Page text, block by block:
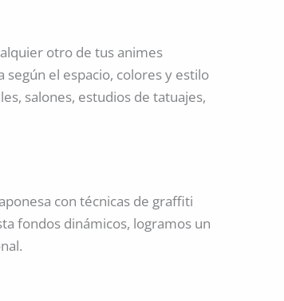
otro de tus animes
el espacio, colores y estilo
salones, estudios de tatuajes,
con técnicas de graffiti
fondos dinámicos, logramos un